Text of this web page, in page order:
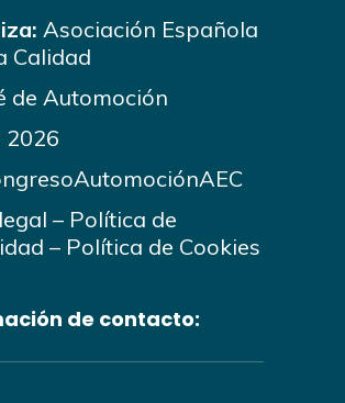
Asociación Española
Calidad
de Automoción
2026
– Política de
– Política de Cookies
de contacto: